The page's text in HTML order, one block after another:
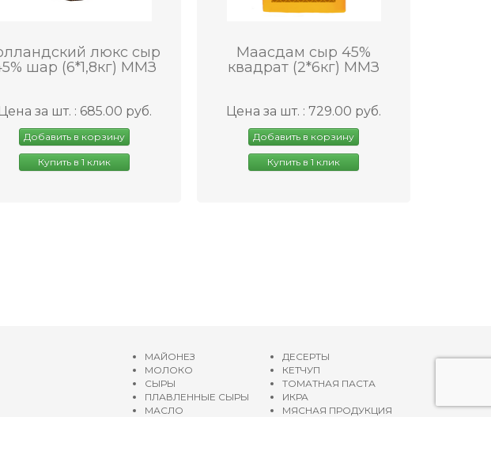
люкс сыр
шар (6*1,8кг) ММЗ
за шт. : 685.00 руб.
Добавить в корзину
Купить в 1 клик
Маасдам сыр 45%
квадрат (2*6кг) ММЗ
Цена за шт. : 729.00 руб.
Добавить в корзину
Купить в 1 клик
МАЙОНЕЗ
МОЛОКО
СЫРЫ
ПЛАВЛЕННЫЕ СЫРЫ
МАСЛО
ДЕСЕРТЫ
КЕТЧУП
ТОМАТНАЯ ПАСТА
ИКРА
МЯСНАЯ ПРОДУКЦИЯ